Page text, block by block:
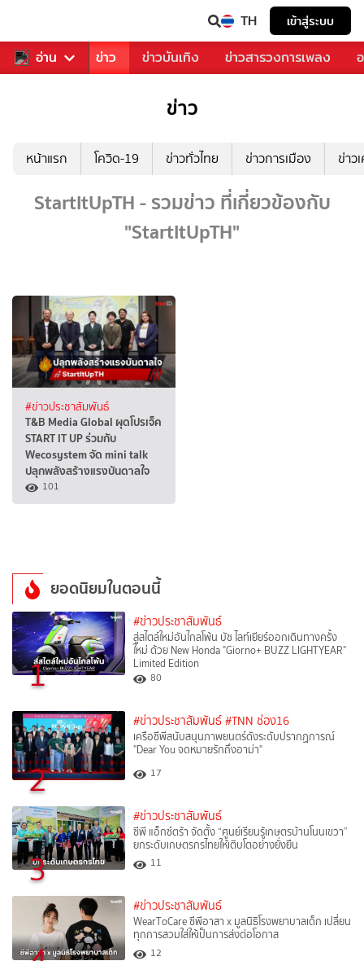
TH เข้าสู่ระบบ
อ่าน
คุณ กีฬา ข่าว ข่าวบันเทิง ข่าวสารวงการเพลง
ข่าว
หน้าแรก โควิด-19 ข่าวทั่วไทย ข่าวการเมือง ข่าว
StartItUpTH - รวมข่าว ที่เกี่ยวข้องกับ
"StartItUpTH"
#ข่าวประชาสัมพันธ์
T&B Media Global ผุดโปรเจ็ค
START IT UP ร่วมกับ
Wecosystem จัด mini talk
ปลุกพลังสร้างแรงบันดาลใจ
101
ยอดนิยมในตอนนี้
1
#ข่าวประชาสัมพันธ์
สู่สไตล์ใหม่อันไกลโพ้น บัซ ไลท์เยียร์ออกเดินทางครั้ง
ใหม่ ด้วย New Honda "Giorno+ BUZZ LIGHTYEAR"
Limited Edition
80
2
#ข่าวประชาสัมพันธ์ #TNN ช่อง16
เครือซีพีสนับสนุนภาพยนตร์ดังระดับปรากฏการณ์
"Dear You จดหมายรักถึงอาม่า"
17
3
#ข่าวประชาสัมพันธ์
ซีพี แอ็กซ์ตร้า จัดตั้ง “ศูนย์เรียนรู้เกษตรบ้านโนนเขวา”
ยกระดับเกษตรกรไทยให้เติบโตอย่างยั่งยืน
11
#ข่าวประชาสัมพันธ์
WearToCare ซีพีอาสา x มูลนิธิโรงพยาบาลเด็ก เปลี่ยน
ทุกการสวมใส่ให้เป็นการส่งต่อโอกาส
12